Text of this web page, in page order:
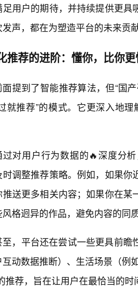
足用户的期待，并持续提供更
声，都在为塑造平台的未来贡
推荐的进阶：懂你，比你
面提到了智能推荐算法，但“国
就推荐”的模式。它更深入地
过对用户行为数据的🔥深度分
时调整推荐策略。例如，如果
推送更多相关内容；如果你在
格迥异的作品，避免内容的同
至，平台还在尝试一些更具前瞻
动数据推断）、生活场景（例
推荐，旨在让用户在最恰当的